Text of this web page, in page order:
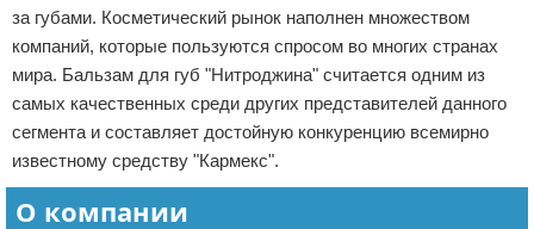
Отказ от ответственности
за губами. Косметический рынок наполнен множеством
компаний, которые пользуются спросом во многих странах
мира. Бальзам для губ "Нитроджина" считается одним из
самых качественных среди других представителей данного
сегмента и составляет достойную конкуренцию всемирно
известному средству "Кармекс".
О компании